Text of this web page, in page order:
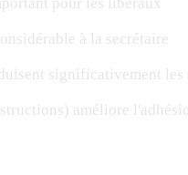
à la secrétaire
significativement les
améliore